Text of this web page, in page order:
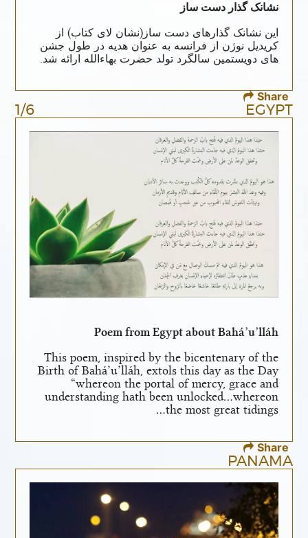
نشانک گذار دست ساز
این نشانک گذارهای دست ساز(نشان لاى کتاب) از
کریدیل نوژن از فرانسه به عنوان هدیه در طول جشن
های دویستمین سالگرد تولد حضرت بهاءالله ارائه شد.
Share
EGYPT
1/6
Poem from Egypt about Bahá’u’lláh
This poem, inspired by the bicentenary of the
Birth of Bahá’u’lláh, extols this day as the Day
“whereon the portal of mercy, grace and
understanding hath been unlocked…whereon
the most great tidings…
Share
PANAMA